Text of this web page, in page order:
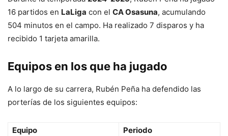
16 partidos en LaLiga con el CA Osasuna, acumulando
504 minutos en el campo. Ha realizado 7 disparos y ha
recibido 1 tarjeta amarilla.
Equipos en los que ha jugado
A lo largo de su carrera, Rubén Peña ha defendido las
porterías de los siguientes equipos:
Equipo
Periodo